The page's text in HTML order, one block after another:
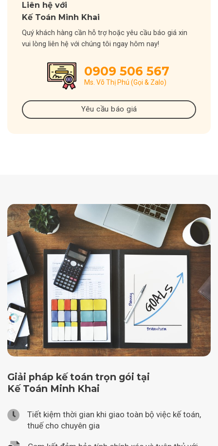
Liên hệ với
Kế Toán Minh Khai
Quý khách hàng cần hỗ trợ hoặc yêu cầu báo giá xin
vui lòng liên hệ với chúng tôi ngay hôm nay!
0909 506 567
Ms. Võ Thị Phú (Gọi & Zalo)
Yêu cầu báo giá
Giải pháp kế toán trọn gói tại
Kế Toán Minh Khai
Tiết kiệm thời gian khi giao toàn bộ việc kế toán,
thuế cho chuyên gia